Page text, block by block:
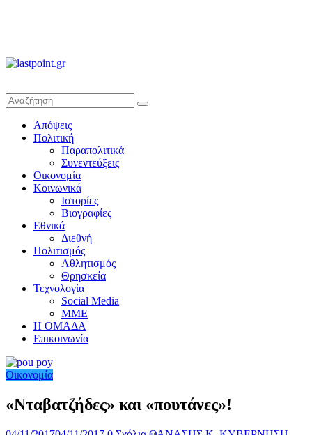
άποψη
μέχρι
Απόψεις
Πολιτική
Παραπολιτικά
Συνεντεύξεις
Οικονομία
Κοινωνικά
Ιστορίες
Βιογραφίες
Εθνικά
Διεθνή
Πολιτισμός
Αθλητισμός
Θρησκεία
Τεχνολογία
Social Media
ΜΜΕ
Η ΟΜΑΔΑ
Επικοινωνία
Οικονομία
«Νταβατζήδες» και «πουτάνες»!